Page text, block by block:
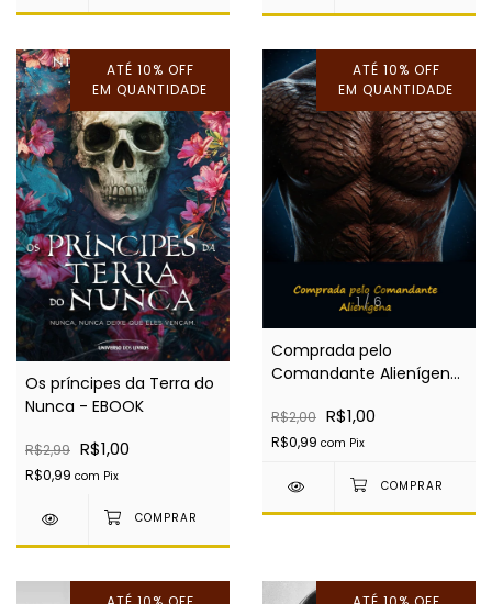
ATÉ 10% OFF
EM QUANTIDADE
Os príncipes da Terra do
Nunca - EBOOK
R$2,99 R$1,00
R$0,99 com Pix
1/6
ATÉ 10% OFF
EM QUANTIDADE
Comprada pelo
Comandante Alienígena:
romance SciFi - EBOOK
R$2,00 R$1,00
R$0,99 com Pix